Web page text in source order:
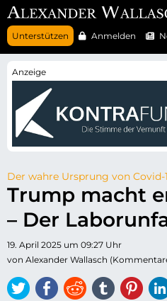
N
a
v
r
e
n
Unterstützen Anmelden
Der wahre Ursprung von Covid-
Trump macht
– Der
19. April 2025 um 09:27 Uhr
von Alexander Wallasch
TwitterFacebook
Reddittumblr